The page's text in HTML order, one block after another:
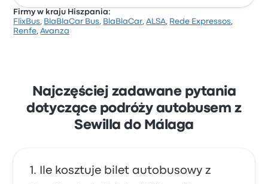
Firmy w kraju Hiszpania:
FlixBus, BlaBlaCar Bus, BlaBlaCar,ALSA, Rede Expressos,
Renfe,Avanza
Najczęściej zadawane pytania
dotyczące podróży autobusem z
Sewilla do Málaga
Ile kosztuje bilet autobusowy z